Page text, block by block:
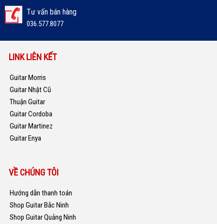
Tư vấn bán hàng
036.577.8077
LINK LIÊN KẾT
Guitar Morris
Guitar Nhật Cũ
Thuận Guitar
Guitar Cordoba
Guitar Martinez
Guitar Enya
VỀ CHÚNG TÔI
Hướng dẫn thanh toán
Shop Guitar Bắc Ninh
Shop Guitar Quảng Ninh